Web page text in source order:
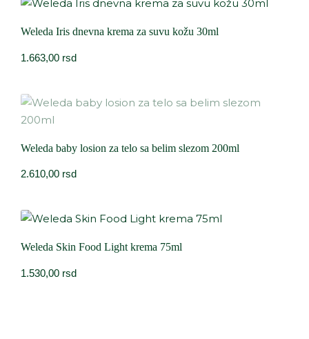
Weleda Iris dnevna krema za suvu kožu 30ml
1.663,00 rsd
Weleda baby losion za telo sa belim slezom 200ml
2.610,00 rsd
Weleda Skin Food Light krema 75ml
1.530,00 rsd